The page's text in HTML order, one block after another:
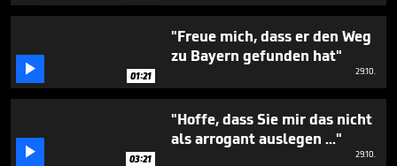
 01:21
"Freue mich, dass er den Weg
zu Bayern gefunden hat"
29.10.
 03:21
"Hoffe, dass Sie mir das nicht
als arrogant auslegen ..."
29.10.